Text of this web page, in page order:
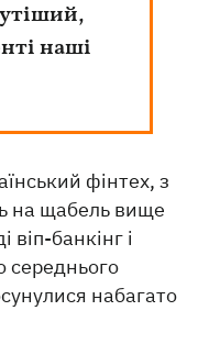
наші
фінтех, з
на щабель вище
банкінг і
середнього
набагато